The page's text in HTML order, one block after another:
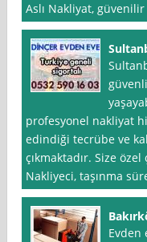
Aslı Nakliyat, güvenilir
profesyonel nakliyat
edindiği tecrübe ve
çıkmaktadır. Size
Nakliyeci, taşınma
Evden